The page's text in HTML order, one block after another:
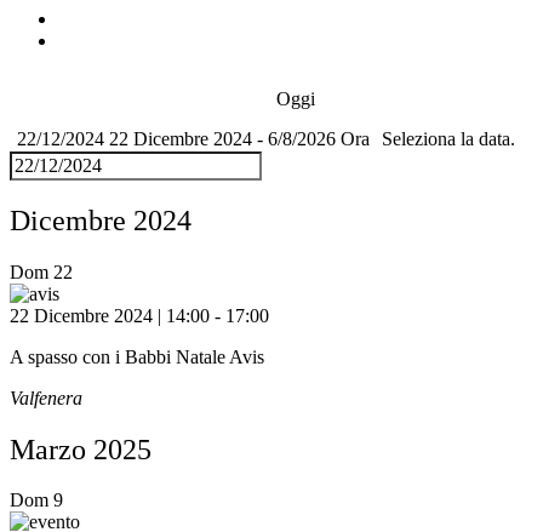
Oggi
22/12/2024 22 Dicembre 2024 - 6/8/2026 Ora Seleziona la data.
Dicembre 2024
Dom 22
22 Dicembre 2024 | 14:00 - 17:00
A spasso con i Babbi Natale Avis
Valfenera
Marzo 2025
Dom 9